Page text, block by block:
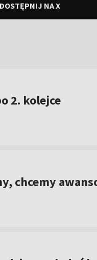
NA X
2. kolejce
chcemy